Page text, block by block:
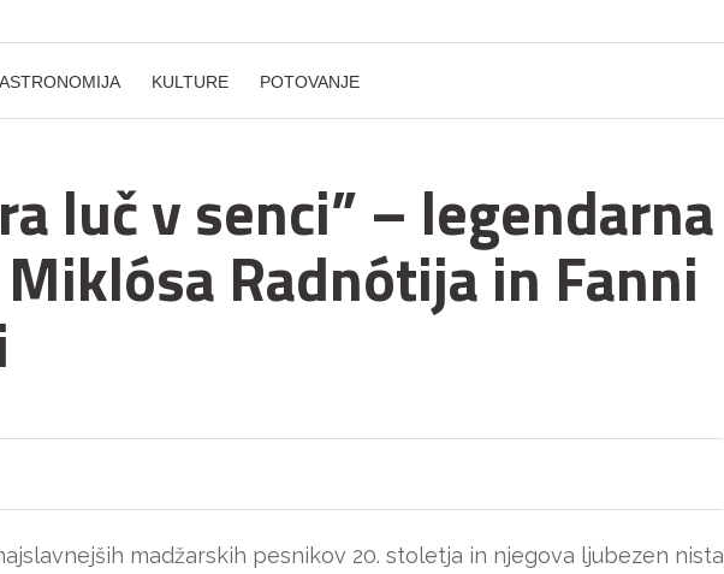
KULTURE POTOVANJE
luč v senci” – legendarna
Radnótija in Fanni
madžarskih pesnikov 20. stoletja in njegova ljubezen nista